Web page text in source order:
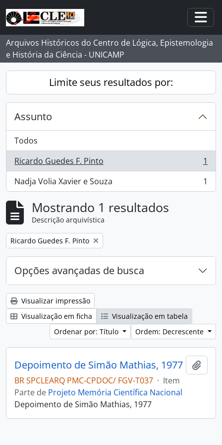
Skip to main content
Arquivos Históricos do Centro de Lógica, Epistemologia
e História da Ciência - UNICAMP
Limite seus resultados por:
Assunto
Todos
Ricardo Guedes F. Pinto
, 1 resultados
1
Nadja Volia Xavier e Souza
, 1 resultados 1
Mostrando 1 resultados
Descrição arquivística
Remover filtro:
Ricardo Guedes F. Pinto
Opções avançadas de busca
Visualizar impressão
Visualização em ficha
Visualização em tabela
Ordenar por: Título
Ordem: Decrescente
Depoimento de Simão Mathias, 1977
BR SPCLEARQ PMC-CPDOC/ FGV-T037 · Item
Parte de Projeto Memória Científica Nacional
Depoimento de Simão Mathias, 1977